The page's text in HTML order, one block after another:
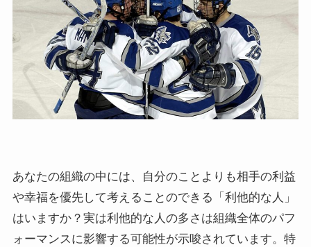
あなたの組織の中には、自分のことよりも相手の利益
や幸福を優先して考えることのできる「利他的な人」
はいますか？実は利他的な人の多さは組織全体のパフ
ォーマンスに影響する可能性が示唆されています。特